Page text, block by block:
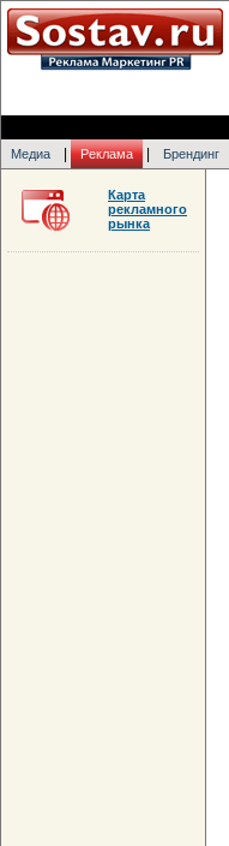
Медиа Реклама Брендинг
Карта
рекламного
рынка